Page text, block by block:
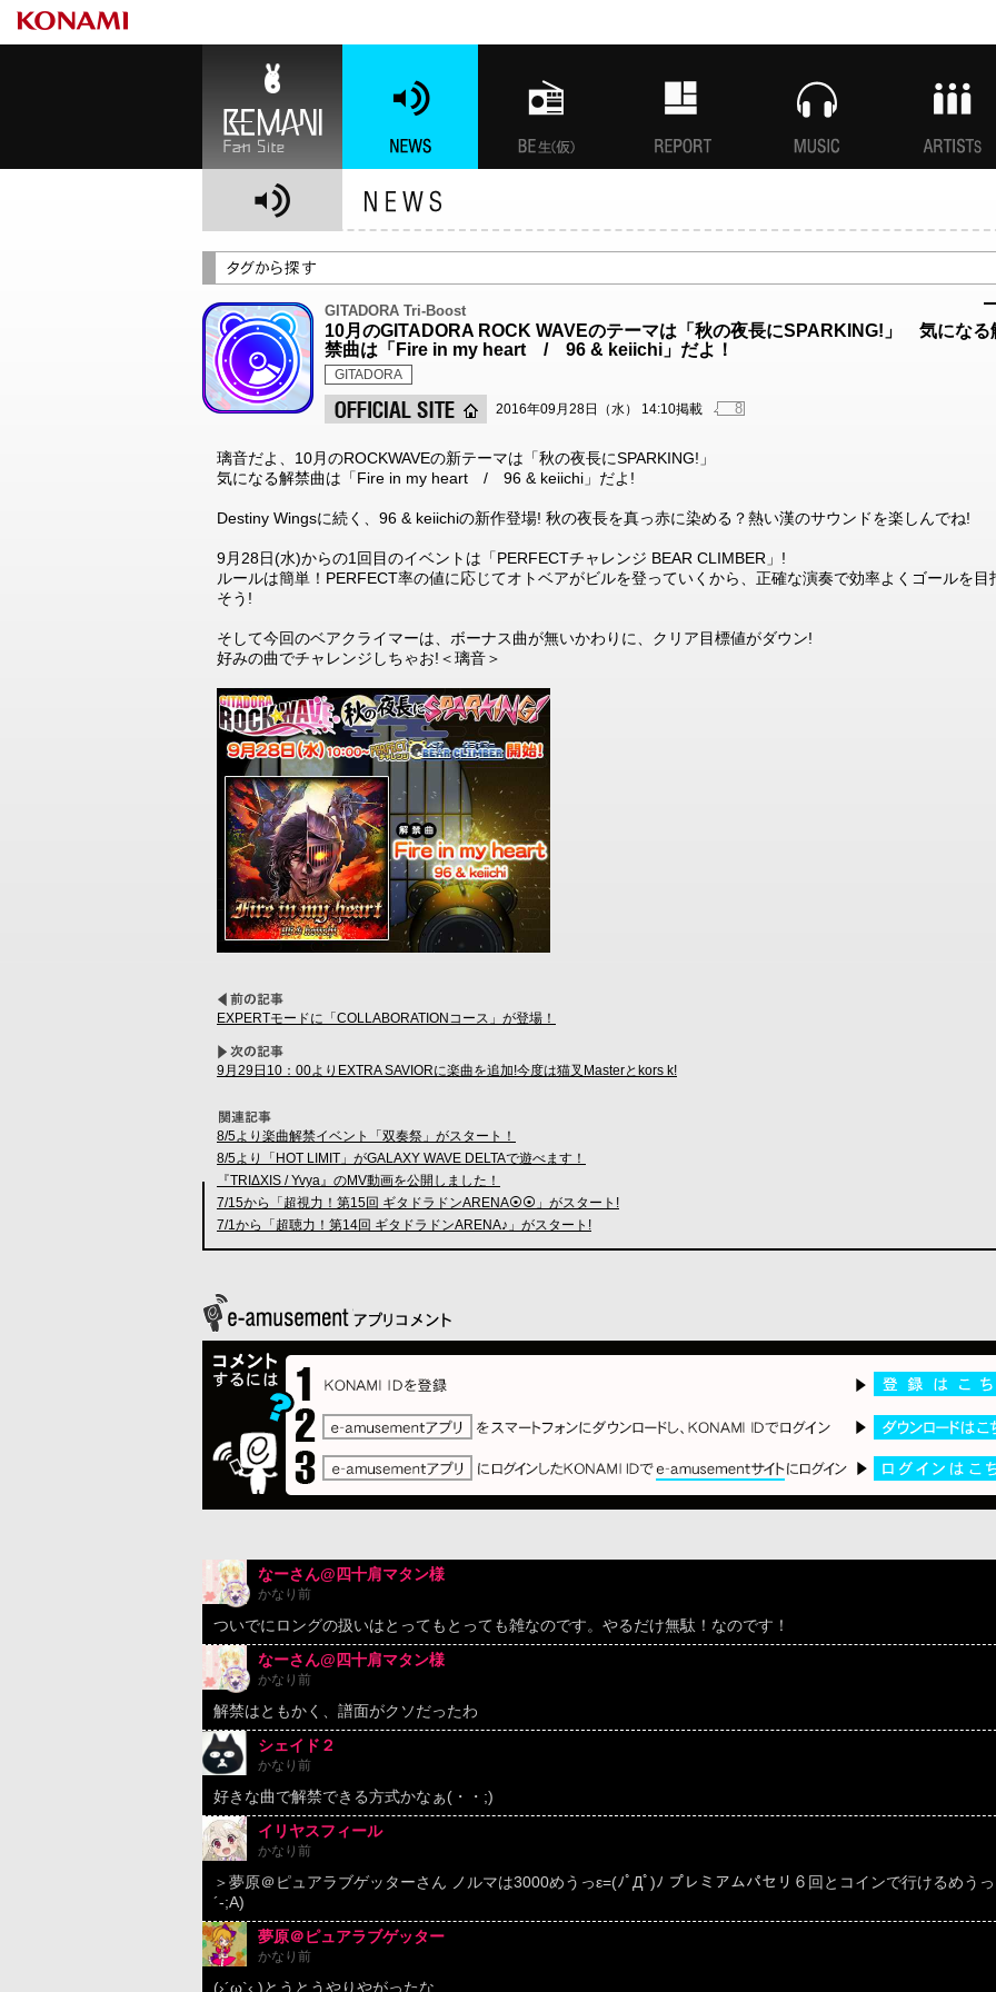
GITADORA Tri-Boost
10月のGITADORA ROCK WAVEのテーマは「秋の夜長にSPARKING!」 気になる
禁曲は「Fire in my heart / 96 & keiichi」だよ！
GITADORA
2016年09月28日（水） 14:10掲載 8
璃音だよ、10月のROCKWAVEの新テーマは「秋の夜長にSPARKING!」
気になる解禁曲は「Fire in my heart / 96 & keiichi」だよ!
Destiny Wingsに続く、96 & keiichiの新作登場! 秋の夜長を真っ赤に染める？熱い漢のサウンドを楽しんでね!
9月28日(水)からの1回目のイベントは「PERFECTチャレンジ BEAR CLIMBER」!
ルールは簡単！PERFECT率の値に応じてオトベアがビルを登っていくから、正確な演奏で効率よくゴールを目
そう!
そして今回のベアクライマーは、ボーナス曲が無いかわりに、クリア目標値がダウン!
好みの曲でチャレンジしちゃお!＜璃音＞
EXPERTモードに「COLLABORATIONコース」が登場！
9月29日10：00よりEXTRA SAVIORに楽曲を追加!今度は猫叉Masterとkors k!
8/5より楽曲解禁イベント「双奏祭」がスタート！
8/5より「HOT LIMIT」がGALAXY WAVE DELTAで遊べます！
『TRIΔXIS / Yvya』のMV動画を公開しました！
7/15から「超視力！第15回 ギタドラドンARENA⦿⦿」がスタート!
7/1から「超聴力！第14回 ギタドラドンARENA♪」がスタート!
なーさん@四十肩マタン様
かなり前
ついでにロングの扱いはとってもとっても雑なのです。やるだけ無駄！なのです！
なーさん@四十肩マタン様
かなり前
解禁はともかく、譜面がクソだったわ
シェイド２
かなり前
好きな曲で解禁できる方式かなぁ(・・;)
イリヤスフィール
かなり前
＞夢原＠ピュアラブゲッターさん ノルマは3000めうっε=(ﾉﾟДﾟ)ﾉ プレミアムパセリ６回とコインで行けるめう
´-;A)
夢原＠ピュアラブゲッター
かなり前
(›´ω`‹ )とうとうやりやがったな